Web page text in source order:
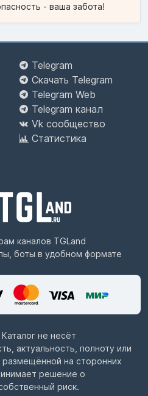
- ваша забота!
Telegram
Скачать Telegram
Telegram Web
Telegram канал
Vk сообщество
Статистика
каналов TGLand
боты в удобном формате
не несёт
актуальность, полноту или
на сторонних
решение о
риск.